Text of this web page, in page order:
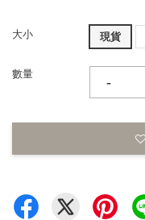
大小 現貨
數量
-